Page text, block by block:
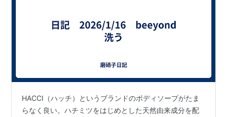
HACCI（ハッチ）というブランドのボディソープがたま
らなく良い。ハチミツをはじめとした天然由来成分を配